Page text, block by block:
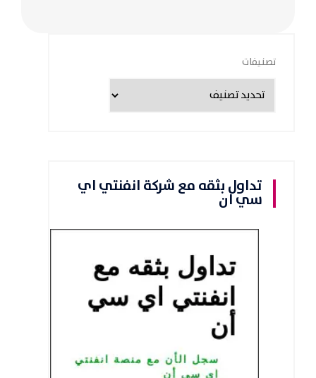
تصنيفات
تداول بثقه مع شركة انفنتي اي
سي ان